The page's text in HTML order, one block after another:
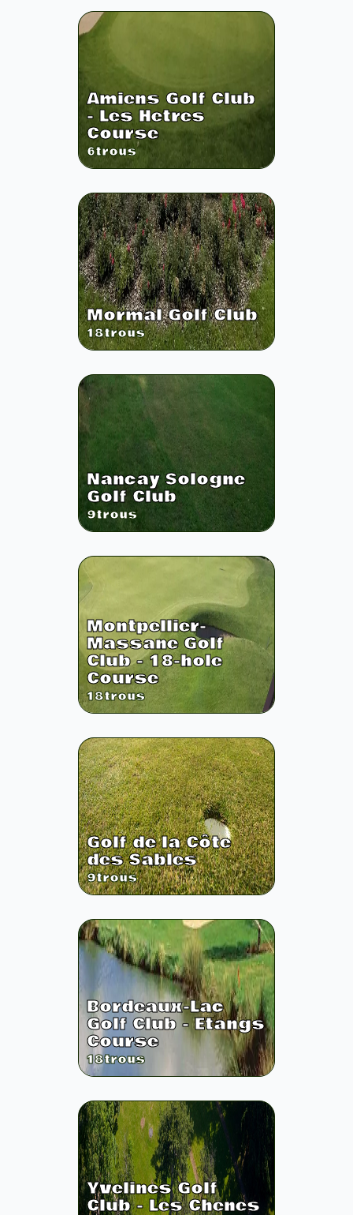
Amiens Golf Club
- Les Hetres
Course
6trous
Mormal Golf Club
18trous
Nancay Sologne
Golf Club
9trous
Montpellier-
Massane Golf
Club - 18-hole
Course
18trous
Golf de la Côte
des Sables
9trous
Bordeaux-Lac
Golf Club - Etangs
Course
18trous
Yvelines Golf
Club - Les Chenes